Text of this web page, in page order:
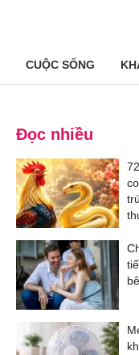
CUỘC SỐNG
Đọc nhiều